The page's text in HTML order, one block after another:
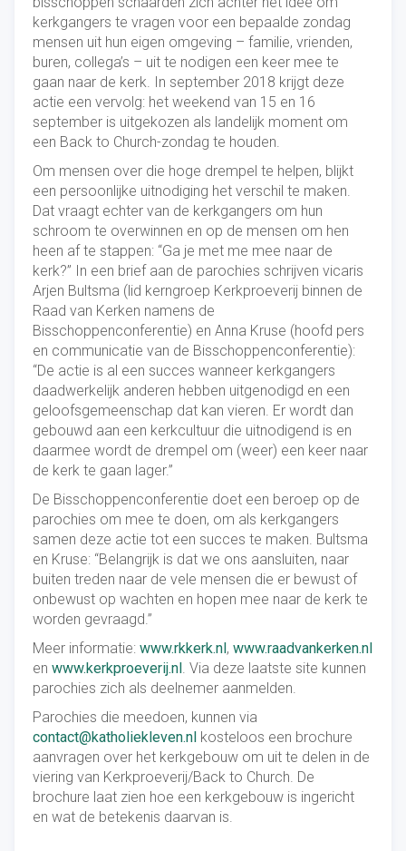
kerkgangers te vragen voor een bepaalde zondag
mensen uit hun eigen omgeving – familie, vrienden,
buren, collega’s – uit te nodigen een keer mee te
gaan naar de kerk. In september 2018 krijgt deze
actie een vervolg: het weekend van 15 en 16
september is uitgekozen als landelijk moment om
een Back to Church-zondag te houden.
Om mensen over die hoge drempel te helpen, blijkt
een persoonlijke uitnodiging het verschil te maken.
Dat vraagt echter van de kerkgangers om hun
schroom te overwinnen en op de mensen om hen
heen af te stappen: “Ga je met me mee naar de
kerk?” In een brief aan de parochies schrijven vicaris
Arjen Bultsma (lid kerngroep Kerkproeverij binnen de
Raad van Kerken namens de
Bisschoppenconferentie) en Anna Kruse (hoofd pers
en communicatie van de Bisschoppenconferentie):
“De actie is al een succes wanneer kerkgangers
daadwerkelijk anderen hebben uitgenodigd en een
geloofsgemeenschap dat kan vieren. Er wordt dan
gebouwd aan een kerkcultuur die uitnodigend is en
daarmee wordt de drempel om (weer) een keer naar
de kerk te gaan lager.”
De Bisschoppenconferentie doet een beroep op de
parochies om mee te doen, om als kerkgangers
samen deze actie tot een succes te maken. Bultsma
en Kruse: “Belangrijk is dat we ons aansluiten, naar
buiten treden naar de vele mensen die er bewust of
onbewust op wachten en hopen mee naar de kerk te
worden gevraagd.”
Meer informatie: www.rkkerk.nl, www.raadvankerken.nl
en www.kerkproeverij.nl. Via deze laatste site kunnen
parochies zich als deelnemer aanmelden.
Parochies die meedoen, kunnen via
contact@katholiekleven.nl kosteloos een brochure
aanvragen over het kerkgebouw om uit te delen in de
viering van Kerkproeverij/Back to Church. De
brochure laat zien hoe een kerkgebouw is ingericht
en wat de betekenis daarvan is.